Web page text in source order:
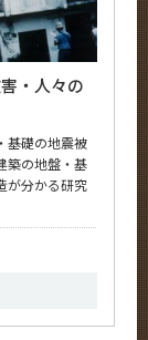
・人々の
基礎の地震被
築の地盤・基
が分かる研究